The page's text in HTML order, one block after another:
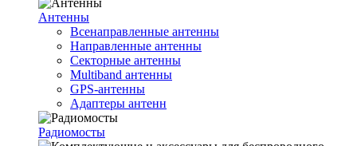
Антенны
Всенаправленные антенны
Направленные антенны
Секторные антенны
Multiband антенны
GPS-антенны
Адаптеры антенн
Радиомосты